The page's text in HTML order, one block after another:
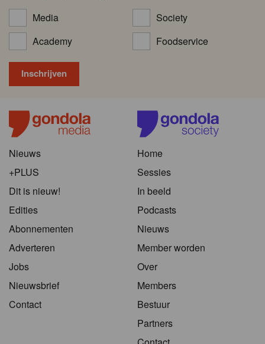
Media
Society
Academy
Foodservice
Nieuws
+PLUS
Dit is nieuw!
Edities
Abonnementen
Adverteren
Jobs
Nieuwsbrief
Contact
Home
Sessies
In beeld
Podcasts
Nieuws
Member worden
Over
Members
Bestuur
Partners